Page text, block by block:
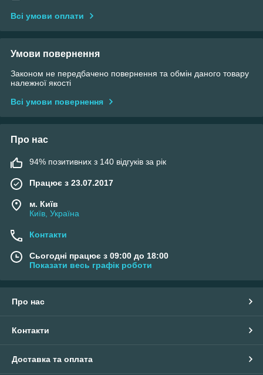
Всі умови оплати
Умови повернення
Законом не передбачено повернення та обмін даного товару
належної якості
Всі умови повернення
Про нас
94% позитивних з 140 відгуків за рік
Працює з 23.07.2017
м. Київ
Київ, Україна
Контакти
Сьогодні працює з 09:00 до 18:00
Показати весь графік роботи
Про нас
Контакти
Доставка та оплата